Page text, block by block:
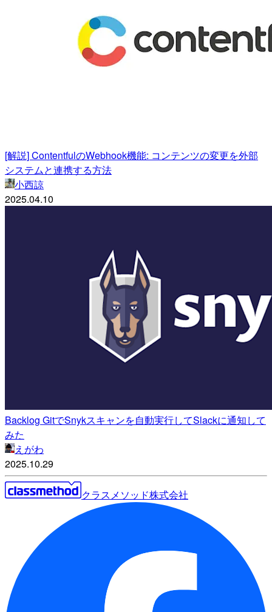
[解説] ContentfulのWebhook機能: コンテンツの変更を外部
システムと連携する方法
小西諒
2025.04.10
Backlog GitでSnykスキャンを自動実行してSlackに通知して
みた
えがわ
2025.10.29
クラスメソッド株式会社